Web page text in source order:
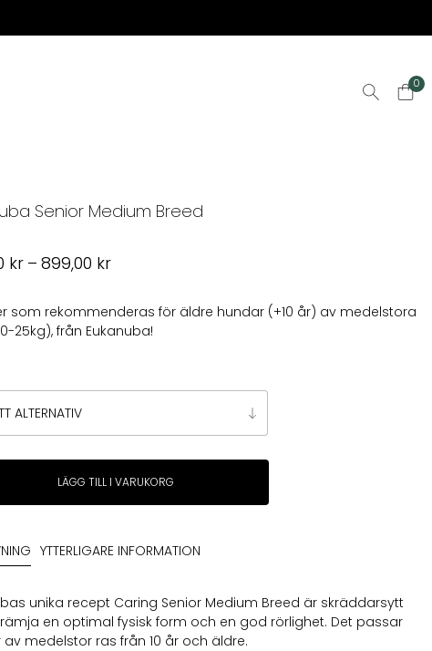
0
Senior Medium Breed
kr – 899,00 krPrisintervall:
till
899,00 kr
som rekommenderas för äldre hundar (+10 år) av medelstora
25kg), från Eukanuba!
LÄGG TILL I VARUKORG
YTTERLIGARE INFORMATION
unika recept Caring Senior Medium Breed är skräddarsytt
en optimal fysisk form och en god rörlighet. Det passar
av medelstor ras från 10 år och äldre.